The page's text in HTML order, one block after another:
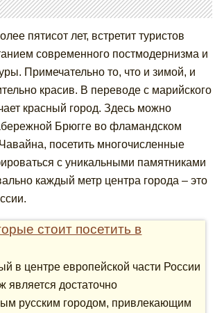
пятисот лет, встретит туристов
современного постмодернизма и
Примечательно то, что и зимой, и
красив. В переводе с марийского
красный город. Здесь можно
Брюгге во фламандском
посетить многочисленные
с уникальными памятниками
каждый метр центра города – это
стоит посетить в
в центре европейской части России
является достаточно
русским городом, привлекающим